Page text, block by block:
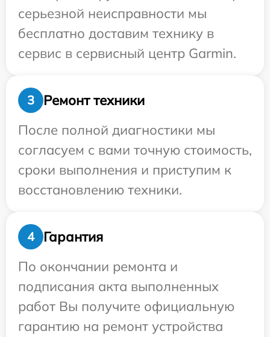
серьезной неисправности мы
бесплатно доставим технику в
сервис в сервисный центр Garmin.
3
Ремонт техники
После полной диагностики мы
согласуем с вами точную стоимость,
сроки выполнения и приступим к
восстановлению техники.
4
Гарантия
По окончании ремонта и
подписания акта выполненных
работ Вы получите официальную
гарантию на ремонт устройства